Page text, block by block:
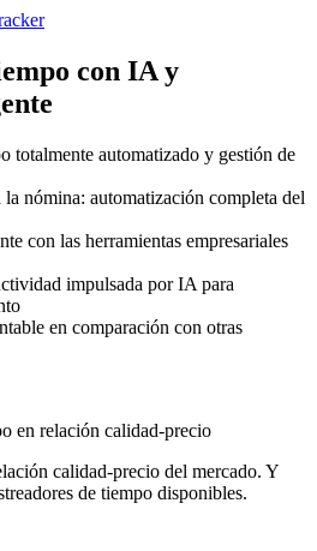
con IA y
totalmente automatizado y gestión de
la nómina: automatización completa del
con las herramientas empresariales
impulsada por IA para
en comparación con otras
en relación calidad-precio
calidad-precio del mercado. Y
de tiempo disponibles.